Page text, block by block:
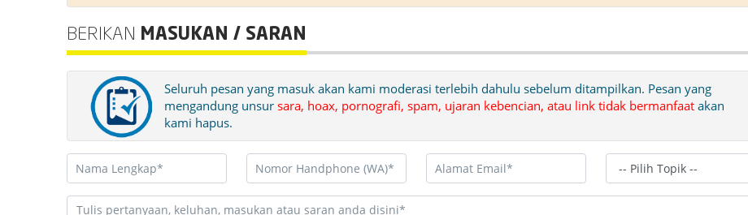
BERIKAN MASUKAN / SARAN
Seluruh pesan yang masuk akan kami moderasi terlebih dahulu sebelum ditampilkan. Pesan yang
mengandung unsur sara, hoax, pornografi, spam, ujaran kebencian, atau link tidak bermanfaatakan
kami hapus.